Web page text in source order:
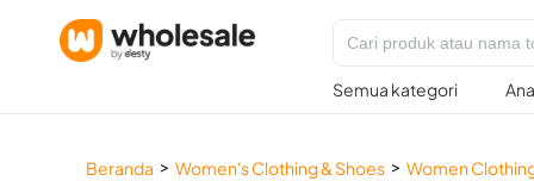
Semua kategori
Beranda > Women's Clothing & Shoes > Women